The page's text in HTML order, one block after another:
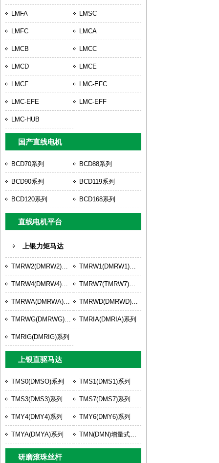
LMFA LMSC
LMFC LMCA
LMCB LMCC
LMCD LMCE
LMCF LMC-EFC
LMC-EFE LMC-EFF
LMC-HUB
国产直线电机
BCD70系列 BCD88系列
BCD90系列 BCD119系列
BCD120系列 BCD168系列
直线电机平台
上银力矩马达
TMRW2(DMRW2)系列 TMRW1(DMRW1)系列
TMRW4(DMRW4)系列 TMRW7(TMRW7)系列
TMRWA(DMRWA)系列 TMRWD(DMRWD)系列
TMRWG(DMRWG)系列 TMRIA(DMRIA)系列
TMRIG(DMRIG)系列
上银直驱马达
TMS0(DMSO)系列 TMS1(DMS1)系列
TMS3(DMS3)系列 TMS7(DMS7)系列
TMY4(DMY4)系列 TMY6(DMY6)系列
TMYA(DMYA)系列 TMN(DMN)增量式系列
研磨滚珠丝杆